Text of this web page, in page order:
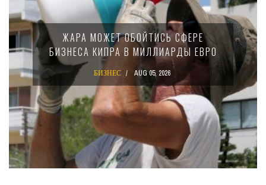
МИНФИН КИПРА ПЕРЕПИСАЛ ЗАКОН
15-ПРОЦЕНТНОМ НАЛОГЕ ДЛЯ
КРУПНЫХ МЕЖДУНАРОДНЫХ
КОМПАНИЙ
БИЗНЕС AUG 02, 2026